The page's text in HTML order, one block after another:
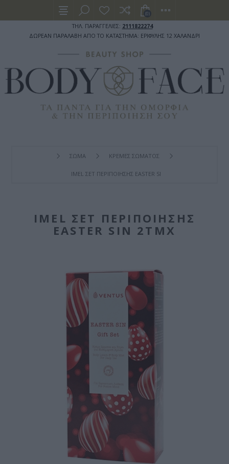
ΤΗΛ. ΠΑΡΑΓΓΕΛΙΕΣ: 2111822274
ΔΩΡΕΑΝ ΠΑΡΑΛΑΒΗ ΑΠΟ ΤΟ ΚΑΤΑΣΤΗΜΑ: ΕΡΙΦΥΛΗΣ 12 ΧΑΛΑΝΔΡΙ
(0)
ΣΩΜΑ ΚΡΕΜΕΣ ΣΩΜΑΤΟΣ
IMEL ΣΕΤ ΠΕΡΙΠΟΊΗΣΗΣ EASTER SIN 2ΤΜΧ
IMEL ΣΕΤ ΠΕΡΙΠΟΊΗΣΗΣ
EASTER SIN 2ΤΜΧ